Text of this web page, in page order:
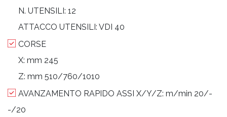
N. UTENSILI: 12
ATTACCO UTENSILI: VDI 40
CORSE
X: mm 245
Z: mm 510/760/1010
AVANZAMENTO RAPIDO ASSI X/Y/Z: m/min 20/-
-/20